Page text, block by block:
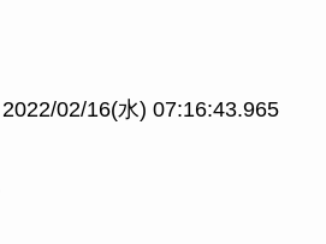
2022/02/16(水) 07:16:43.965